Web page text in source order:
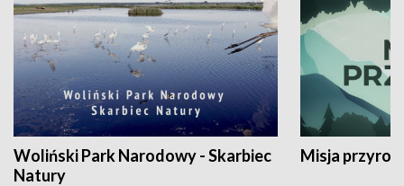
Woliński Park Narodowy - Skarbiec
Natury
Misja